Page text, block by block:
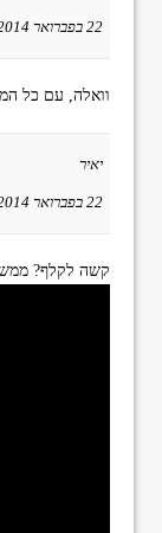
22 בפברואר 2014 ב-09:23
וואלה, עם כל
יאיר
22 בפברואר 2014 ב-19:54
קשה לקלף?